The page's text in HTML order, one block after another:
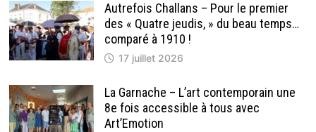
Autrefois Challans – Pour le premier
des « Quatre jeudis, » du beau temps…
comparé à 1910 !
17 juillet 2026
La Garnache – L’art contemporain une
8e fois accessible à tous avec
Art’Emotion